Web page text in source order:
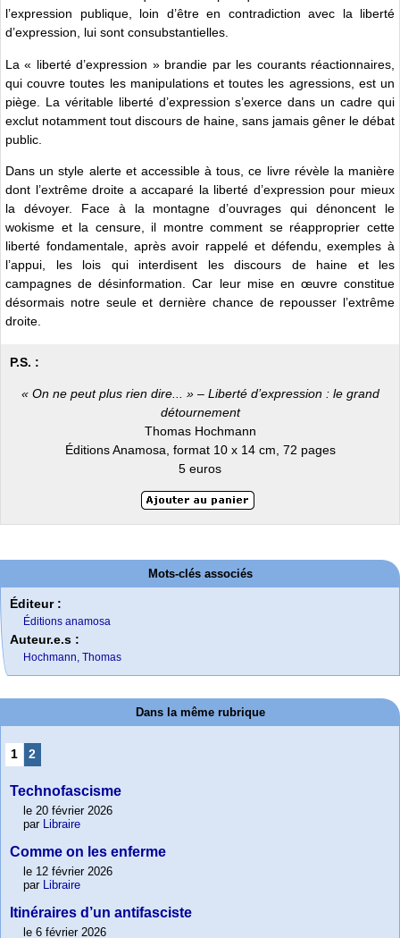
l’expression publique, loin d’être en contradiction avec la liberté
d’expression, lui sont consubstantielles.
La « liberté d’expression » brandie par les courants réactionnaires,
qui couvre toutes les manipulations et toutes les agressions, est un
piège. La véritable liberté d’expression s’exerce dans un cadre qui
exclut notamment tout discours de haine, sans jamais gêner le débat
public.
Dans un style alerte et accessible à tous, ce livre révèle la manière
dont l’extrême droite a accaparé la liberté d’expression pour mieux
la dévoyer. Face à la montagne d’ouvrages qui dénoncent le
wokisme et la censure, il montre comment se réapproprier cette
liberté fondamentale, après avoir rappelé et défendu, exemples à
l’appui, les lois qui interdisent les discours de haine et les
campagnes de désinformation. Car leur mise en œuvre constitue
désormais notre seule et dernière chance de repousser l’extrême
droite.
P.S. :
« On ne peut plus rien dire... » – Liberté d’expression : le grand
détournement
Thomas Hochmann
Éditions Anamosa, format 10 x 14 cm, 72 pages
5 euros
Mots-clés associés
Éditeur :
Éditions anamosa
Auteur.e.s :
Hochmann, Thomas
Dans la même rubrique
1 2
Technofascisme
le 20 février 2026
par Libraire
Comme on les enferme
le 12 février 2026
par Libraire
Itinéraires d’un antifasciste
le 6 février 2026